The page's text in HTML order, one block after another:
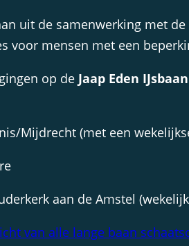
uit de samenwerking met de
voor mensen met een
op de Jaap Eden IJsbaan
Mijdrecht (met een
aan de Amstel
van alle lange baan